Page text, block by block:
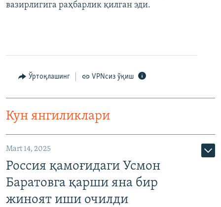
вазирлигига раҳбарлик қилган эди.
Ўртоқлашинг VPNсиз ўқиш
Кун янгиликлари
Mart 14, 2025
Россия қамоғидаги Усмон
Баратовга қарши яна бир
жиноят иши очилди